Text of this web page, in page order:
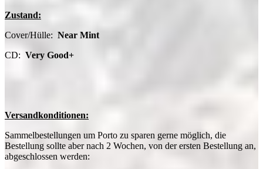
Zustand:
Cover/Hülle: Near Mint
CD: Very Good+
Versandkonditionen:
Sammelbestellungen um Porto zu sparen gerne möglich, die
Bestellung sollte aber nach 2 Wochen, von der ersten Bestellung an,
abgeschlossen werden: